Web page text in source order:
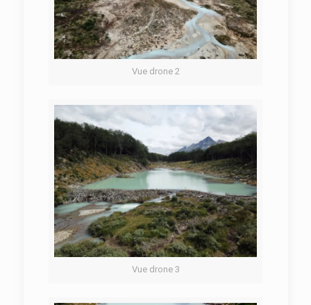
Vue drone 2
Vue drone 3